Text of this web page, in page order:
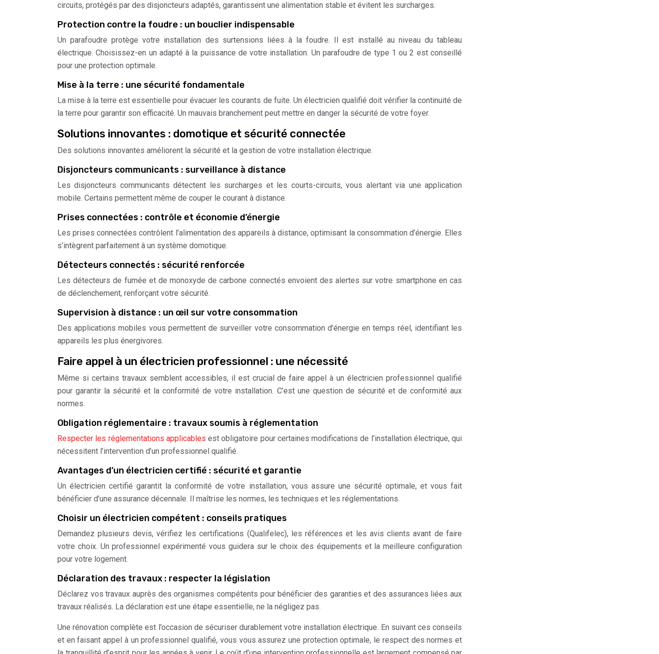
circuits, protégés par des disjoncteurs adaptés, garantissent une alimentation stable et évitent les surcharges.
Protection contre la foudre : un bouclier indispensable
Un parafoudre protège votre installation des surtensions liées à la foudre. Il est installé au niveau du tableau
électrique. Choisissez-en un adapté à la puissance de votre installation. Un parafoudre de type 1 ou 2 est conseillé
pour une protection optimale.
Mise à la terre : une sécurité fondamentale
La mise à la terre est essentielle pour évacuer les courants de fuite. Un électricien qualifié doit vérifier la continuité de
la terre pour garantir son efficacité. Un mauvais branchement peut mettre en danger la sécurité de votre foyer.
Solutions innovantes : domotique et sécurité connectée
Des solutions innovantes améliorent la sécurité et la gestion de votre installation électrique.
Disjoncteurs communicants : surveillance à distance
Les disjoncteurs communicants détectent les surcharges et les courts-circuits, vous alertant via une application
mobile. Certains permettent même de couper le courant à distance.
Prises connectées : contrôle et économie d’énergie
Les prises connectées contrôlent l’alimentation des appareils à distance, optimisant la consommation d’énergie. Elles
s’intègrent parfaitement à un système domotique.
Détecteurs connectés : sécurité renforcée
Les détecteurs de fumée et de monoxyde de carbone connectés envoient des alertes sur votre smartphone en cas
de déclenchement, renforçant votre sécurité.
Supervision à distance : un œil sur votre consommation
Des applications mobiles vous permettent de surveiller votre consommation d’énergie en temps réel, identifiant les
appareils les plus énergivores.
Faire appel à un électricien professionnel : une nécessité
Même si certains travaux semblent accessibles, il est crucial de faire appel à un électricien professionnel qualifié
pour garantir la sécurité et la conformité de votre installation. C’est une question de sécurité et de conformité aux
normes.
Obligation réglementaire : travaux soumis à réglementation
Respecter les réglementations applicables est obligatoire pour certaines modifications de l’installation électrique, qui
nécessitent l’intervention d’un professionnel qualifié.
Avantages d’un électricien certifié : sécurité et garantie
Un électricien certifié garantit la conformité de votre installation, vous assure une sécurité optimale, et vous fait
bénéficier d’une assurance décennale. Il maîtrise les normes, les techniques et les réglementations.
Choisir un électricien compétent : conseils pratiques
Demandez plusieurs devis, vérifiez les certifications (Qualifelec), les références et les avis clients avant de faire
votre choix. Un professionnel expérimenté vous guidera sur le choix des équipements et la meilleure configuration
pour votre logement.
Déclaration des travaux : respecter la législation
Déclarez vos travaux auprès des organismes compétents pour bénéficier des garanties et des assurances liées aux
travaux réalisés. La déclaration est une étape essentielle, ne la négligez pas.
Une rénovation complète est l’occasion de sécuriser durablement votre installation électrique. En suivant ces conseils
et en faisant appel à un professionnel qualifié, vous vous assurez une protection optimale, le respect des normes et